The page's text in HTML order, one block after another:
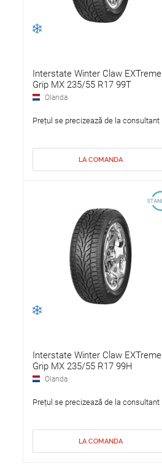
Interstate Winter Claw EXTreme
Grip MX 235/55 R17 99T
Olanda
Prețul se precizează de la consultant
LA COMANDA
Interstate Winter Claw EXTreme
Grip MX 235/55 R17 99H
Olanda
Prețul se precizează de la consultant
LA COMANDA